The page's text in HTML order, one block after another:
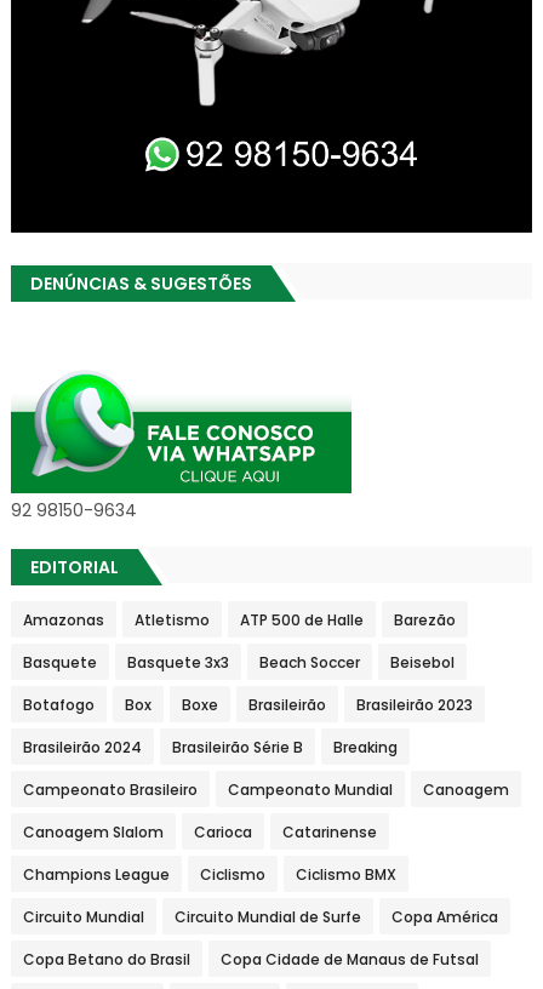
DENÚNCIAS & SUGESTÕES
92 98150-9634
EDITORIAL
Amazonas Atletismo ATP 500 de Halle Barezão
Basquete Basquete 3x3 Beach Soccer Beisebol
Botafogo Box Boxe Brasileirão Brasileirão 2023
Brasileirão 2024 Brasileirão Série B Breaking
Campeonato Brasileiro Campeonato Mundial Canoagem
Canoagem Slalom Carioca Catarinense
Champions League Ciclismo Ciclismo BMX
Circuito Mundial Circuito Mundial de Surfe Copa América
Copa Betano do Brasil Copa Cidade de Manaus de Futsal